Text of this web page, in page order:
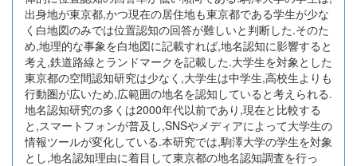
出身地が東京都,かつ現在の居住地も東京都である学生が少な
く白地図のみでは位置認知の回答が難しいと判断した.そのた
め,地理的な事象を白地図に記載すれば,地名認知に影響すると
考え,鉄道路線とランドマークを記載した.大学生を対象とした
東京都の空間認知研究は少なく,大学生は中学生,高校生よりも
行動圏が広いため,広範囲の地名を認知していると考えられる.
地名認知研究の多くは2000年代以前であり,現在と比較する
と,スマートフォンが普及し,SNSやメディアによって大学生の
情報ツールが変化している.本研究では,駒澤大学の学生を対象
とし,地名認知理由に着目して東京都の地名認知調査を行っ